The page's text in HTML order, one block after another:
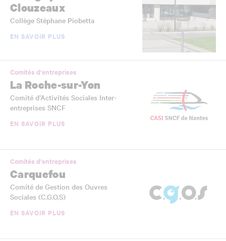
Clouzeaux
Collège Stéphane Piobetta
EN SAVOIR PLUS
Comités d'entreprises
La Roche-sur-Yon
Comité d’Activités Sociales Inter-
entreprises SNCF
EN SAVOIR PLUS
Comités d'entreprises
Carquefou
Comité de Gestion des Ouvres
Sociales (C.G.O.S)
EN SAVOIR PLUS